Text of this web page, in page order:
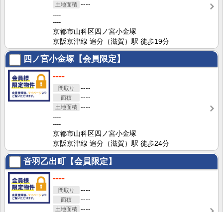
----
----
----
京都市山科区四ノ宮小金塚
京阪京津線 追分（滋賀）駅 徒歩19分
四ノ宮小金塚【会員限定】
----
----
----
----
----
----
京都市山科区四ノ宮小金塚
京阪京津線 追分（滋賀）駅 徒歩24分
音羽乙出町【会員限定】
----
----
----
----